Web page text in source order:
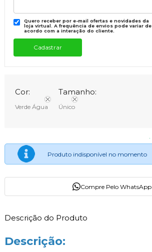
Quero receber por e-mail ofertas e novidades da
loja virtual. A frequência de envios pode variar de
acordo com a interação do cliente.
Cor:
Verde Água
Tamanho:
Único
Produto indisponível no momento
Compre Pelo WhatsApp
Descrição do Produto
Descrição: